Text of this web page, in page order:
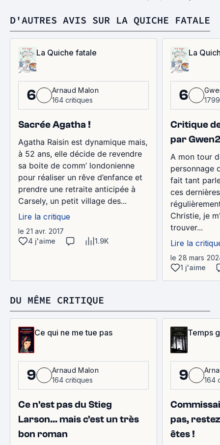
D'AUTRES AVIS SUR LA QUICHE FATALE
La Quiche fatale
6
Arnaud Malon
164 critiques
Sacrée Agatha !
Agatha Raisin est dynamique mais,
à 52 ans, elle décide de revendre
sa boite de comm’ londonienne
pour réaliser un rêve d’enfance et
prendre une retraite anticipée à
Carsely, un petit village des...
Lire la critique
le 21 avr. 2017
4 j'aime
1.9K
La
6
Critique
par
A mon tour
personnage
fait tant
ces
Christie, je
trouver...
Lire la
le 28 mars
1 j'aime
DU MÊME CRITIQUE
Ce qui ne me tue pas
9
Arnaud Malon
164 critiques
Ce n'est pas du Stieg
Larson... mais c'est un très
bon roman
Temps
9
164
pas,
êtes !